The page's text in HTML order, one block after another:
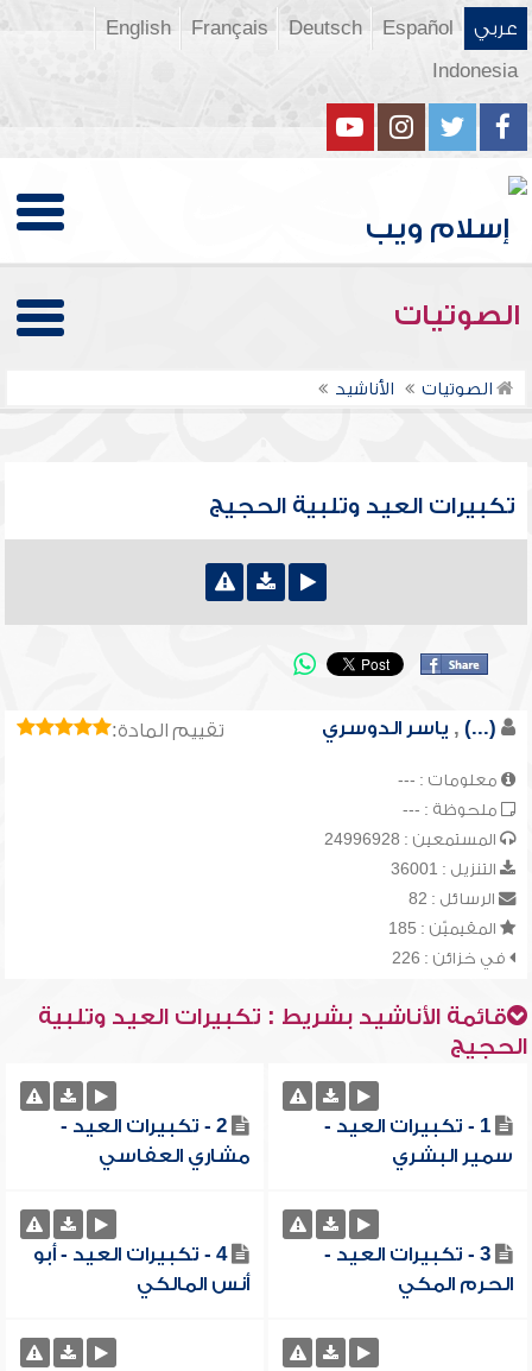
عربي Español
Deutsch
Français
English
Indonesia
الصوتيات
الصوتيات الأناشيد
تكبيرات العيد وتلبية الحجيج
تقييم المادة: (...)
, ياسر الدوسري
معلومات : ---
ملحوظة : ---
المستمعين : 24996928
التنزيل : 36001
الرسائل : 82
المقيميّن : 185
في خزائن : 226
قائمة الأناشيد بشريط : تكبيرات العيد وتلبية
الحجيج
1 - تكبيرات العيد -
سمير البشري
2 - تكبيرات العيد -
مشاري العفاسي
3 - تكبيرات العيد -
الحرم المكي
4 - تكبيرات العيد - أبو
أنس المالكي